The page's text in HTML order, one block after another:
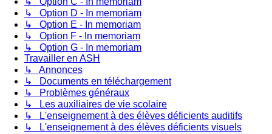
↳ Option D - In memoriam
↳ Option E - In memoriam
↳ Option F - In memoriam
↳ Option G - In memoriam
Travailler en ASH
↳ Annonces
↳ Documents en téléchargement
↳ Problèmes généraux
↳ Les auxiliaires de vie scolaire
↳ L'enseignement à des élèves déficients auditifs
↳ L'enseignement à des élèves déficients visuels